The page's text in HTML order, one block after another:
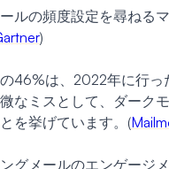
ルの頻度設定を尋ねる
)
46%は、2022年に行っ
なミスとして、ダーク
を挙げています。(
グメールのエンゲージ